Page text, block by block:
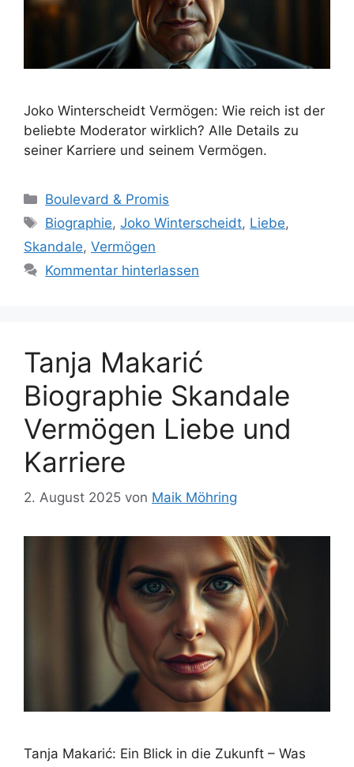
Joko Winterscheidt Vermögen: Wie reich ist der
beliebte Moderator wirklich? Alle Details zu
seiner Karriere und seinem Vermögen.
Kategorien
Boulevard & Promis
Schlagwörter
Biographie,Joko Winterscheidt, Liebe,
Skandale, Vermögen
Kommentar hinterlassen
Tanja Makarić
Biographie Skandale
Vermögen Liebe und
Karriere
2. August 2025 von Maik Möhring
Tanja Makarić: Ein Blick in die Zukunft – Was